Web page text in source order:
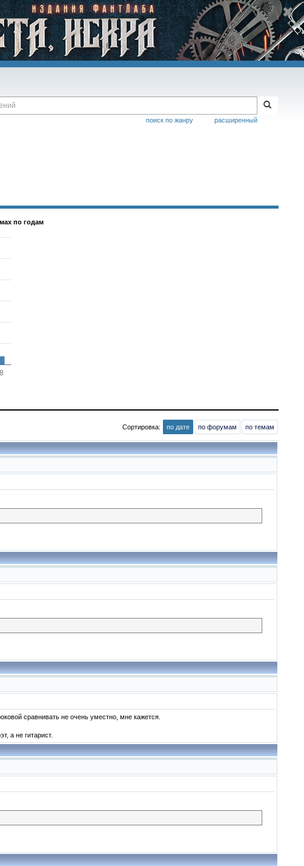
расширенный
поиск по жанру
по годам
Сортировка: по дате по форумам по темам
сравнивать не очень уместно, мне кажется.
а не гитарист.